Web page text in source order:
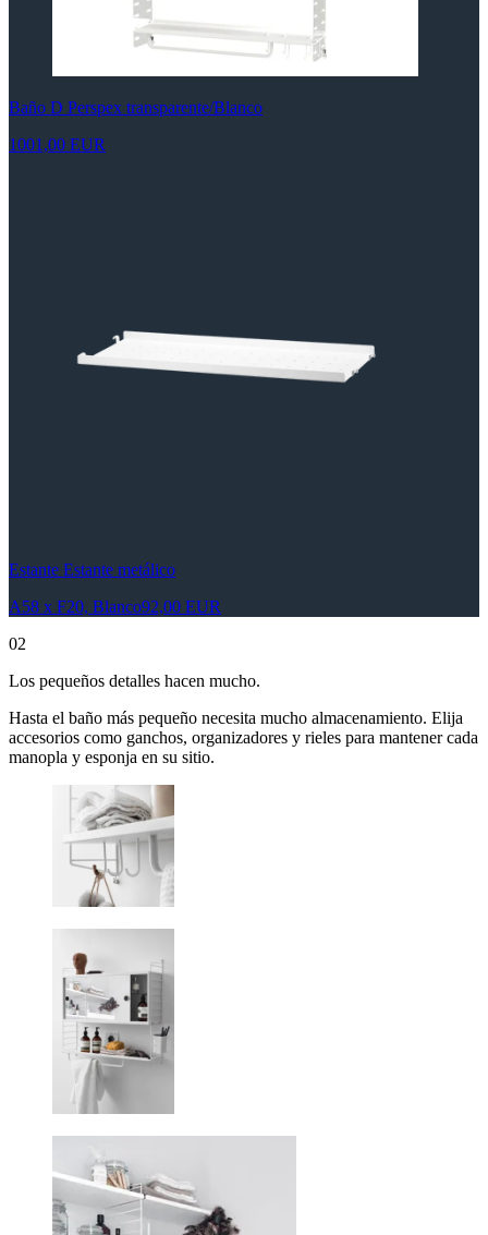
Baño D Perspex transparente/Blanco
1001,00 EUR
Estante Estante metálico
A58 x F20, Blanco92,00 EUR
02
Los pequeños detalles hacen mucho.
Hasta el baño más pequeño necesita mucho almacenamiento. Elija
accesorios como ganchos, organizadores y rieles para mantener cada
manopla y esponja en su sitio.